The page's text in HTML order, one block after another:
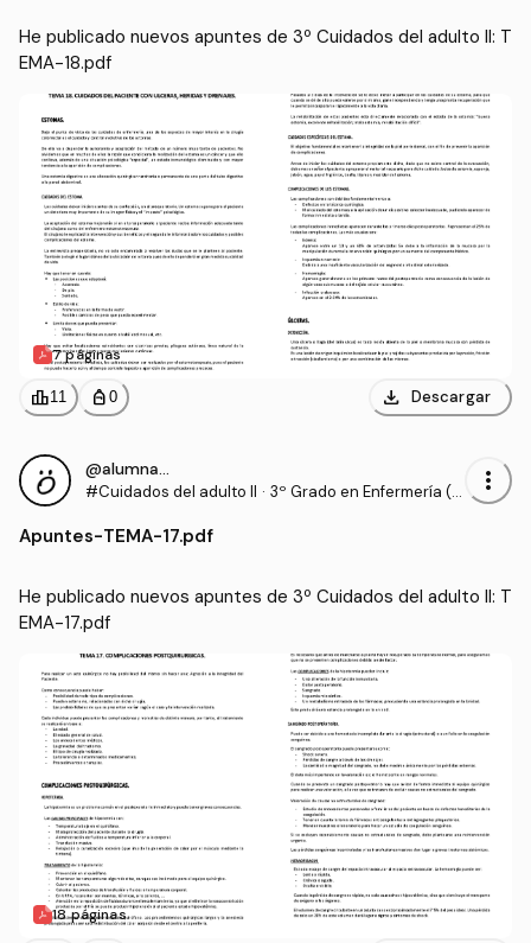
He publicado nuevos apuntes de 3º Cuidados del adulto II: T
EMA-18.pdf
7 páginas
leaderboard11 personal_bag 0 download Descargar
@alumnaOK
#Cuidados del adulto II · 3º Grado en Enfermería (U
more_vert
Apuntes-TEMA-17.pdf
He publicado nuevos apuntes de 3º Cuidados del adulto II: T
EMA-17.pdf
18 páginas